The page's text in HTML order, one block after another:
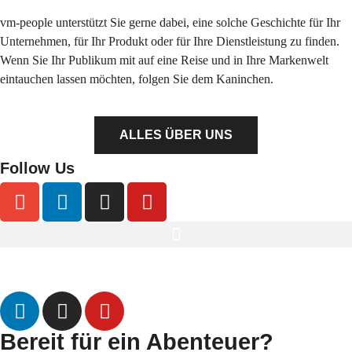
vm-people unterstützt Sie gerne dabei, eine solche Geschichte für Ihr
Unternehmen, für Ihr Produkt oder für Ihre Dienstleistung zu finden.
Wenn Sie Ihr Publikum mit auf eine Reise und in Ihre Markenwelt
eintauchen lassen möchten, folgen Sie dem Kaninchen.
ALLES ÜBER UNS
Follow Us
Bereit für ein Abenteuer?